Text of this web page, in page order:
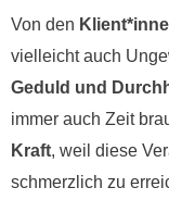
Von den
vielleicht auch
Geduld und
immer auch Zeit
Kraft, weil diese
schmerzlich zu